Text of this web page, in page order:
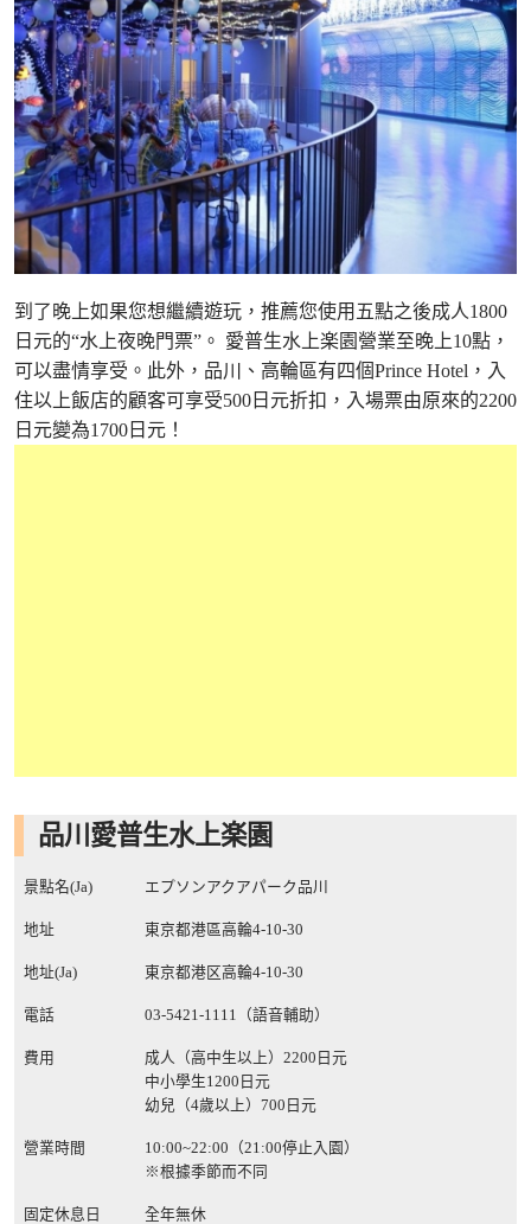
到了晚上如果您想繼續遊玩，推薦您使用五點之後成人1800
日元的“水上夜晚門票”。 愛普生水上楽園營業至晚上10點，
可以盡情享受。此外，品川、高輪區有四個Prince Hotel，入
住以上飯店的顧客可享受500日元折扣，入場票由原來的2200
日元變為1700日元！
品川愛普生水上楽園
景點名(Ja) エプソンアクアパーク品川
地址 東京都港區高輪4-10-30
地址(Ja) 東京都港区高輪4-10-30
電話 03-5421-1111（語音輔助）
費用
成人（高中生以上）2200日元
中小學生1200日元
幼兒（4歲以上）700日元
營業時間
10:00~22:00（21:00停止入園）
※根據季節而不同
固定休息日 全年無休